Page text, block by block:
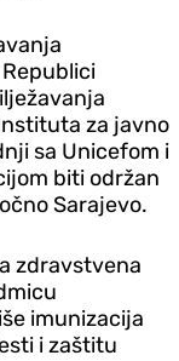
za javno
sa Unicefom i
biti održan
Sarajevo.
zdravstvena
imunizacija
i zaštitu